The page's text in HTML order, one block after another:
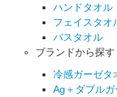
ハンドタオル
フェイスタオ
バスタオル
ブランドから探す
冷感ガーゼタ
Ag＋ダブルガ